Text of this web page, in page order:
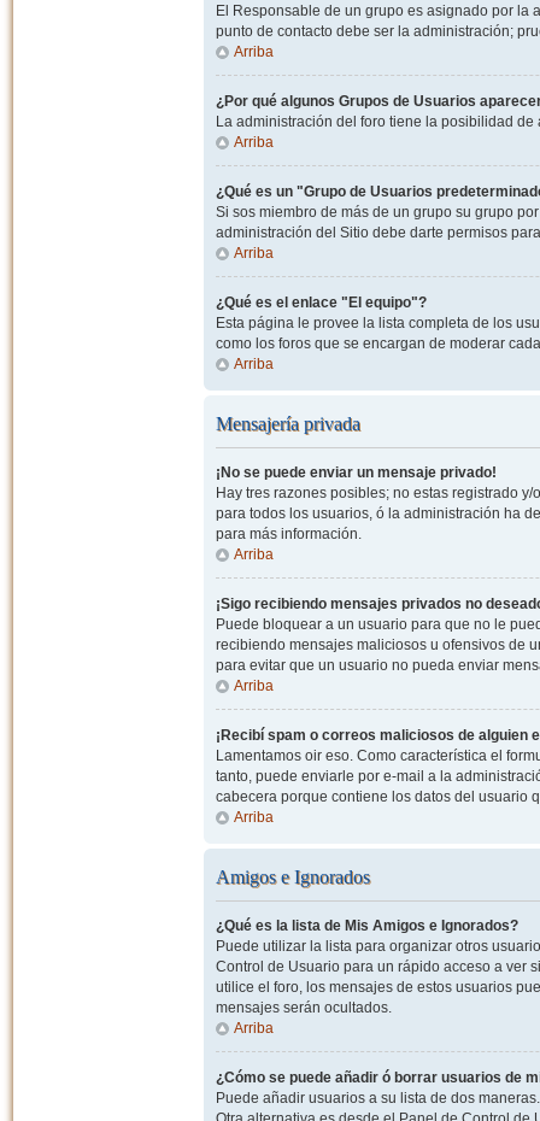
El Responsable de un grupo es asignado por la
punto de contacto debe ser la administración;
Arriba
¿Por qué algunos Grupos de Usuarios
La administración del foro tiene la posibilidad
Arriba
¿Qué es un "Grupo de Usuarios
Si sos miembro de más de un grupo su grupo
administración del Sitio debe darte permisos
Arriba
¿Qué es el enlace "El equipo"?
Esta página le provee la lista completa de los
como los foros que se encargan de moderar
Arriba
Mensajería privada
¡No se puede enviar un mensaje privado!
Hay tres razones posibles; no estas registrado
para todos los usuarios, ó la administración ha
para más información.
Arriba
¡Sigo recibiendo mensajes privados no
Puede bloquear a un usuario para que no le
recibiendo mensajes maliciosos u ofensivos de
para evitar que un usuario no pueda enviar
Arriba
¡Recibí spam o correos maliciosos de alguien
Lamentamos oir eso. Como característica el
tanto, puede enviarle por e-mail a la
cabecera porque contiene los datos del usuario
Arriba
Amigos e Ignorados
¿Qué es la lista de Mis Amigos e Ignorados?
Puede utilizar la lista para organizar otros
Control de Usuario para un rápido acceso a ver
utilice el foro, los mensajes de estos usuarios
mensajes serán ocultados.
Arriba
¿Cómo se puede añadir ó borrar usuarios de
Puede añadir usuarios a su lista de dos